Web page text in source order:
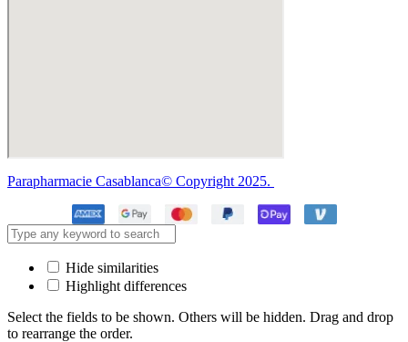
Parapharmacie Casablanca© Copyright 2025.
Hide similarities
Highlight differences
Select the fields to be shown. Others will be hidden. Drag and drop
to rearrange the order.